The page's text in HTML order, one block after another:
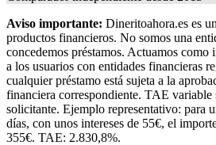
Aviso importante: Dineritoahora.es es
productos financieros. No somos una
concedemos préstamos. Actuamos como
a los usuarios con entidades financieras
cualquier préstamo está sujeta a la
financiera correspondiente. TAE
solicitante. Ejemplo representativo: para
días, con unos intereses de 55€, el
355€. TAE: 2.830,8%.